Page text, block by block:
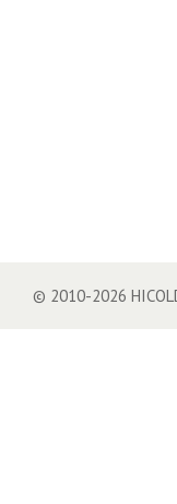
© 2010-2026